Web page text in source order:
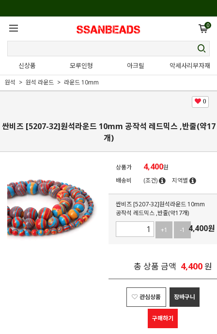
0
신상품 모루인형 아크릴 악세사리부자재
원석 원석 라운드 라운드 10mm
0
싼비즈 [5207-32]원석라운드 10mm 공작석 레드믹스 ,반줄(약17
개)
상품가 4,400원
배송비
(조건) 지역별
싼비즈 [5207-32]원석라운드 10mm
공작석 레드믹스 ,반줄(약17개)
+1 -1 4,400원
총 상품 금액 4,400원
관심상품 장바구니
구매하기